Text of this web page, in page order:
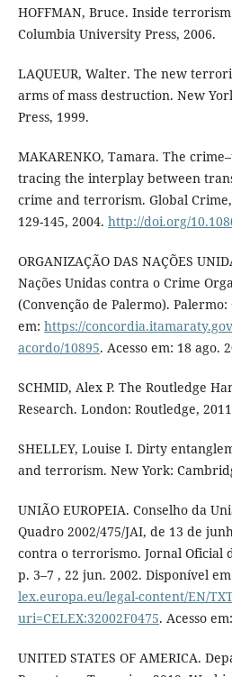
HOFFMAN, Bruce. Inside
Columbia University Press, 2006.
LAQUEUR, Walter. The new
arms of mass destruction. New
Press, 1999.
MAKARENKO, Tamara. The
tracing the interplay between
crime and terrorism. Global
129-145, 2004. http://doi.org/
ORGANIZAÇÃO DAS NAÇÕES
Nações Unidas contra o Crime
(Convenção de Palermo). Palermo:
em: https://
acordo/10895. Acesso em: 18 ago.
SCHMID, Alex P. The Routledge
Research. London: Routledge,
SHELLEY, Louise I. Dirty
and terrorism. New York:
UNIÃO EUROPEIA. Conselho da
Quadro 2002/475/JAI, de 13 de
contra o terrorismo. Jornal Oficial
p. 3–7 , 22 jun. 2002. Disponível
lex.europa.eu/legal-content/EN/
uri=CELEX:32002F0475. Acesso
UNITED STATES OF AMERICA.